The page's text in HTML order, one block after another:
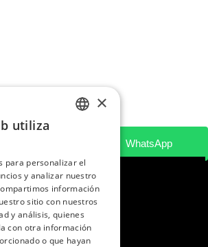
PORTUGUESE
×
utiliza
para personalizar el
y analizar nuestro
información
sitio con nuestros
y análisis, quienes
con otra información
o que hayan